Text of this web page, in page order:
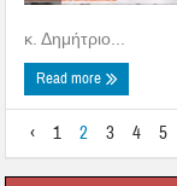
κ. Δημήτριο...
Read more
‹ 1 2 3 4 5